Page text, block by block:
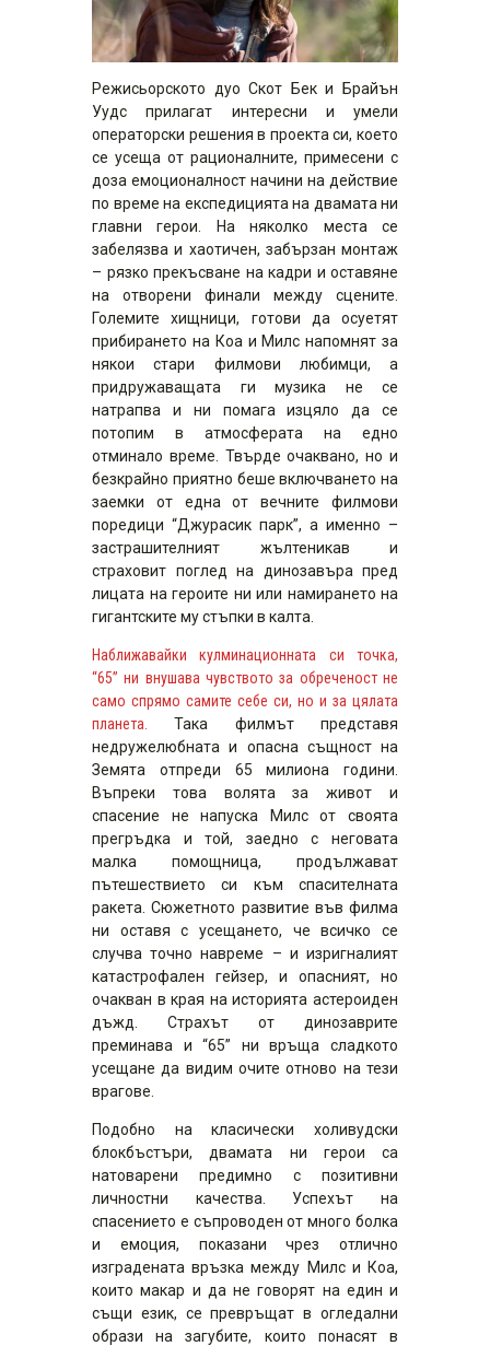
Режисьорското дуо Скот Бек и Брайън
Уудс прилагат интересни и умели
операторски решения в проекта си, което
се усеща от рационалните, примесени с
доза емоционалност начини на действие
по време на експедицията на двамата ни
главни герои. На няколко места се
забелязва и хаотичен, забързан монтаж
– рязко прекъсване на кадри и оставяне
на отворени финали между сцените.
Големите хищници, готови да осуетят
прибирането на Коа и Милс напомнят за
някои стари филмови любимци, а
придружаващата ги музика не се
натрапва
и ни помага изцяло да се
потопим в атмосферата на едно
отминало време. Твърде очаквано, но и
безкрайно приятно беше включването на
заемки от една от вечните филмови
поредици “Джурасик парк”, а именно –
застрашителният жълтеникав и
страховит поглед на динозавъра пред
лицата на героите ни или намирането на
гигантските му стъпки в калта.
Наближавайки кулминационната си точка,
“65” ни внушава чувството за обреченост не
само спрямо самите себе си, но и за цялата
планета.
Така филмът представя
недружелюбната и опасна същност на
Земята отпреди 65 милиона години.
Въпреки това волята за живот и
спасение не напуска Милс от своята
прегръдка и той, заедно с неговата
малка помощница, продължават
пътешествието си към спасителната
ракета. Сюжетното развитие във филма
ни оставя с усещането, че всичко се
случва точно навреме – и изригналият
катастрофален гейзер, и опасният, но
очакван в края на историята астероиден
дъжд. Страхът от динозаврите
преминава и “65” ни връща сладкото
усещане да видим очите отново на тези
врагове.
Подобно на класически холивудски
блокбъстъри, двамата ни герои са
натоварени предимно с позитивни
личностни качества. Успехът на
спасението е съпроводен от много болка
и емоция, показани чрез отлично
изградената връзка между Милс и Коа,
които макар и да не говорят на един и
същи език, се превръщат в огледални
образи на загубите, които понасят в